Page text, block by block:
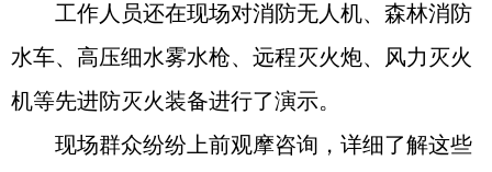
工作人员还在现场对消防无人机、森林消防
水车、高压细水雾水枪、远程灭火炮、风力灭火
机等先进防灭火装备进行了演示。
现场群众纷纷上前观摩咨询，详细了解这些